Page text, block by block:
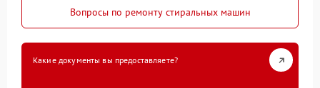
Вопросы по ремонту стиральных машин
Какие документы вы предоставляете?